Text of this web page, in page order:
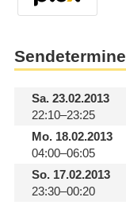
Sendetermine
Sa.23.02.2013
22:10–23:25
Mo.18.02.2013
04:00–06:05
So.17.02.2013
23:30–00:20